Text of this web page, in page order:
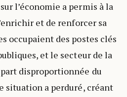
l’économie a permis à la
et de renforcer sa
occupaient des postes clés
et le secteur de la
disproportionnée du
situation a perduré, créant